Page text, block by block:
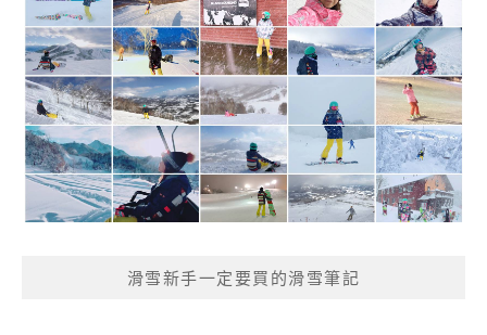
滑雪新手一定要買的滑雪筆記